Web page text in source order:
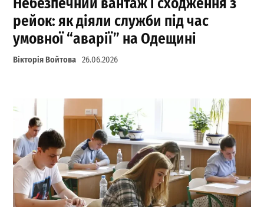
рейок: як діяли служби під час
умовної “аварії” на Одещині
Вікторія Войтова 26.06.2026